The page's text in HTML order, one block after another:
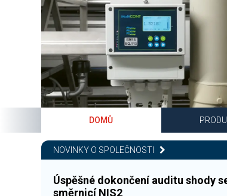
DOMŮ
NOVINKY O SPOLEČNOSTI
Úspěšné dokončení auditu shody
směrnicí NIS2